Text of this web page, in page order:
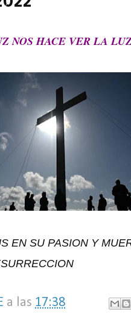
NOS HACE VER LA
EN SU PASION Y
a las 17:38